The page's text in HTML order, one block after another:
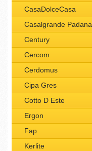
CasaDolceCasa
Casalgrande Padana
Century
Cercom
Cerdomus
Cipa Gres
Cotto D Este
Ergon
Fap
Kerlite